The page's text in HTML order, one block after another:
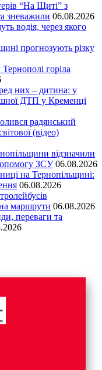
“На Щиті” з
зневажили 06.08.2026
водія, через якого
прогнозують різку
горіла
них – дитина: у
ДТП у Кременці
радянський
(відео)
відзначили
ЗСУ 06.08.2026
на Тернопільщині:
06.08.2026
маршрути 06.08.2026
переваги та